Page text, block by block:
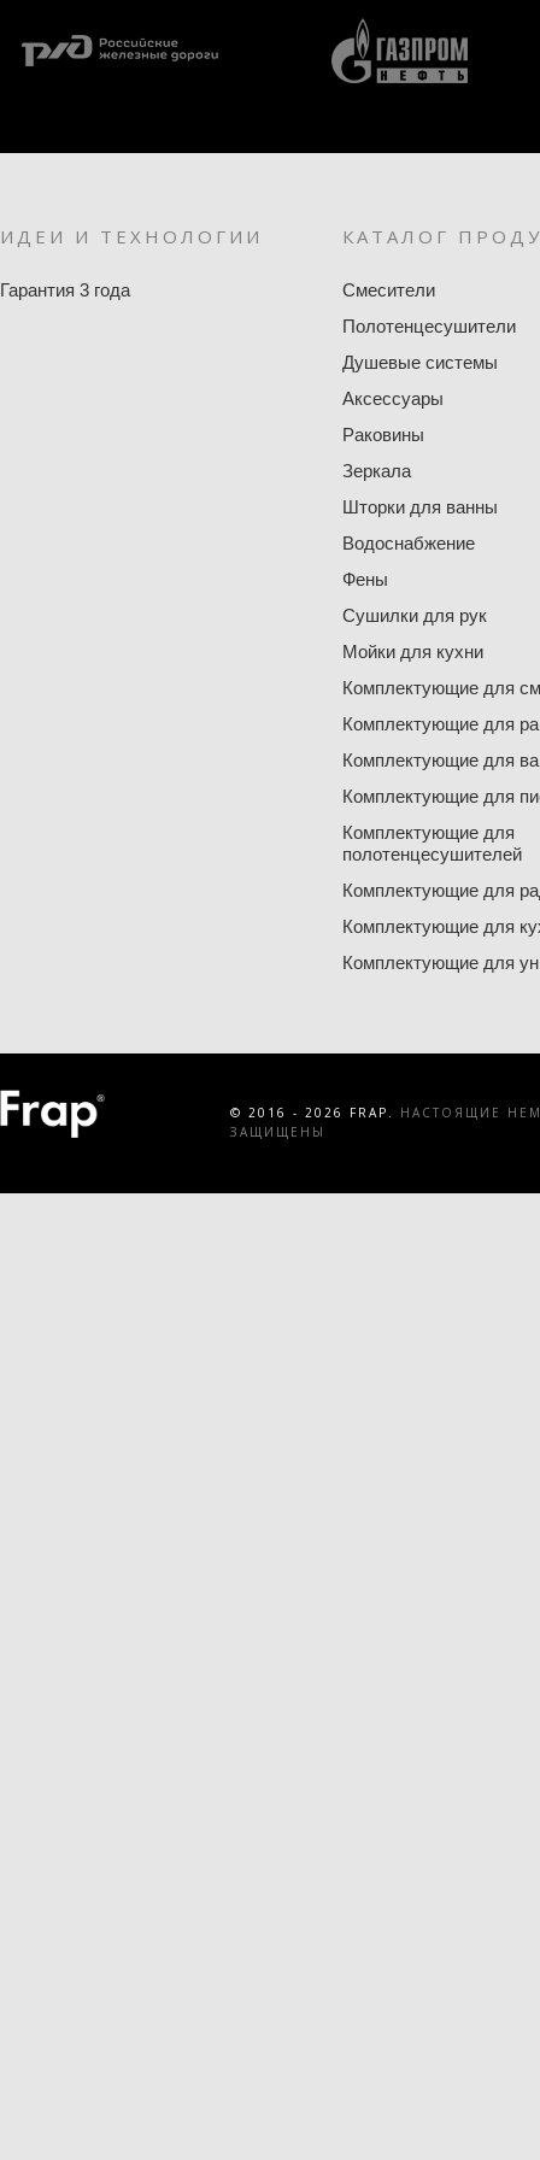
ИДЕИ И ТЕХНОЛОГИИ
Гарантия 3 года
КАТАЛОГ
Смесители
Полотенцесушители
Душевые системы
Аксессуары
Раковины
Зеркала
Шторки для ванны
Водоснабжение
Фены
Сушилки для рук
Мойки для кухни
Комплектующие для
Комплектующие для
Комплектующие для
Комплектующие для
Комплектующие для
полотенцесушителей
Комплектующие для
Комплектующие для
Комплектующие для
© 2016 - 2026 FRAP.
НАСТОЯЩИЕ
ЗАЩИЩЕНЫ